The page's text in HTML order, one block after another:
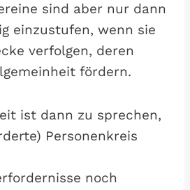
sind aber nur dann
einzustufen, wenn sie
verfolgen, deren
fördern.
ist dann zu sprechen,
Personenkreis
noch